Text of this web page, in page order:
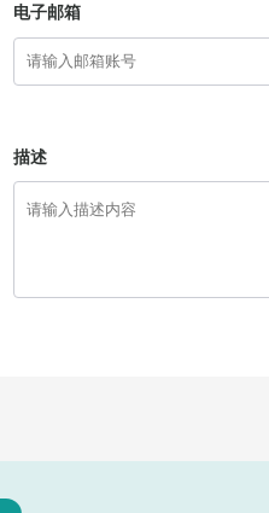
电子邮箱
描述